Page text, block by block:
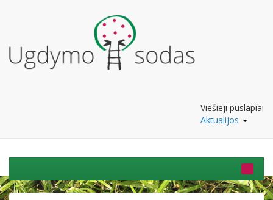
Viešieji puslapiai
Aktualijos